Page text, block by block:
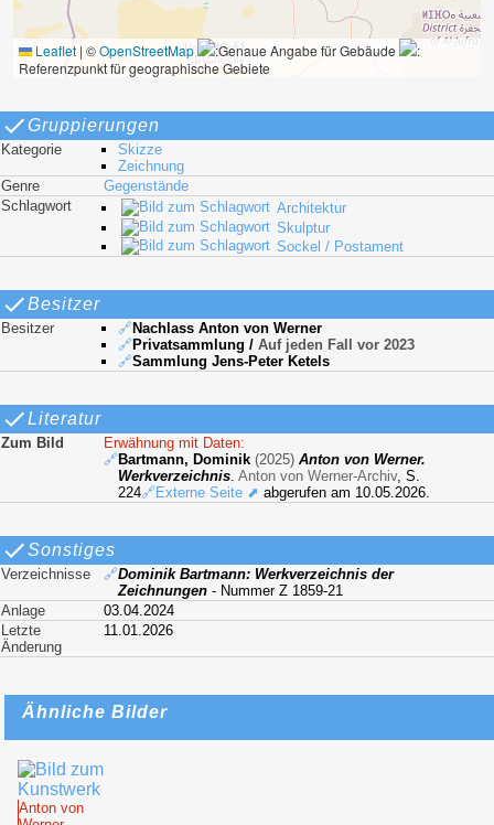
Leaflet | ©OpenStreetMap :Genaue Angabe für Gebäude
:
Referenzpunkt für geographische Gebiete
Gruppierungen
Kategorie
Skizze
Zeichnung
Genre
Gegenstände
Schlagwort
Architektur
Skulptur
Sockel / Postament
Besitzer
Besitzer 🔗Nachlass Anton von Werner
🔗Privatsammlung /Auf jeden Fall vor 2023
🔗Sammlung Jens-Peter Ketels
Literatur
Zum Bild
Erwähnung mit Daten:
🔗Bartmann, Dominik (2025) Anton von Werner.
Werkverzeichnis .Anton von Werner-Archiv, S.
224🔗Externe Seite ⬈ abgerufen am 10.05.2026.
Sonstiges
Verzeichnisse 🔗Dominik Bartmann: Werkverzeichnis der
Zeichnungen - Nummer Z 1859-21
Anlage
03.04.2024
Letzte
Änderung
11.01.2026
Ähnliche Bilder
Anton von